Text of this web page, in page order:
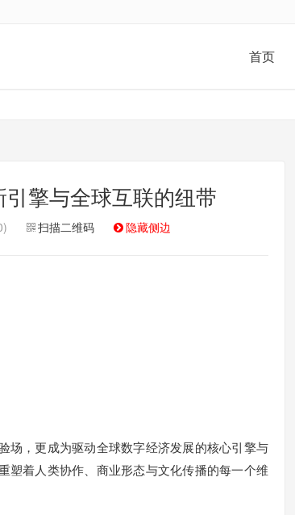
首页
擎与全球互联的纽带
扫描二维码 隐藏侧边
场，更成为驱动全球数字经济发展的核心引擎与
塑着人类协作、商业形态与文化传播的每一个维